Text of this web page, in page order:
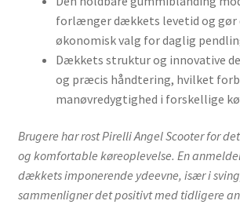
forlænger dækkets levetid og
økonomisk valg for daglig
Dækkets struktur og innovative
og præcis håndtering, hvilket
manøvredygtighed i forskellige
Brugere har rost Pirelli Angel Scooter for
og komfortable køreoplevelse. En
dækkets imponerende ydeevne, især i
sammenligner det positivt med tidligere